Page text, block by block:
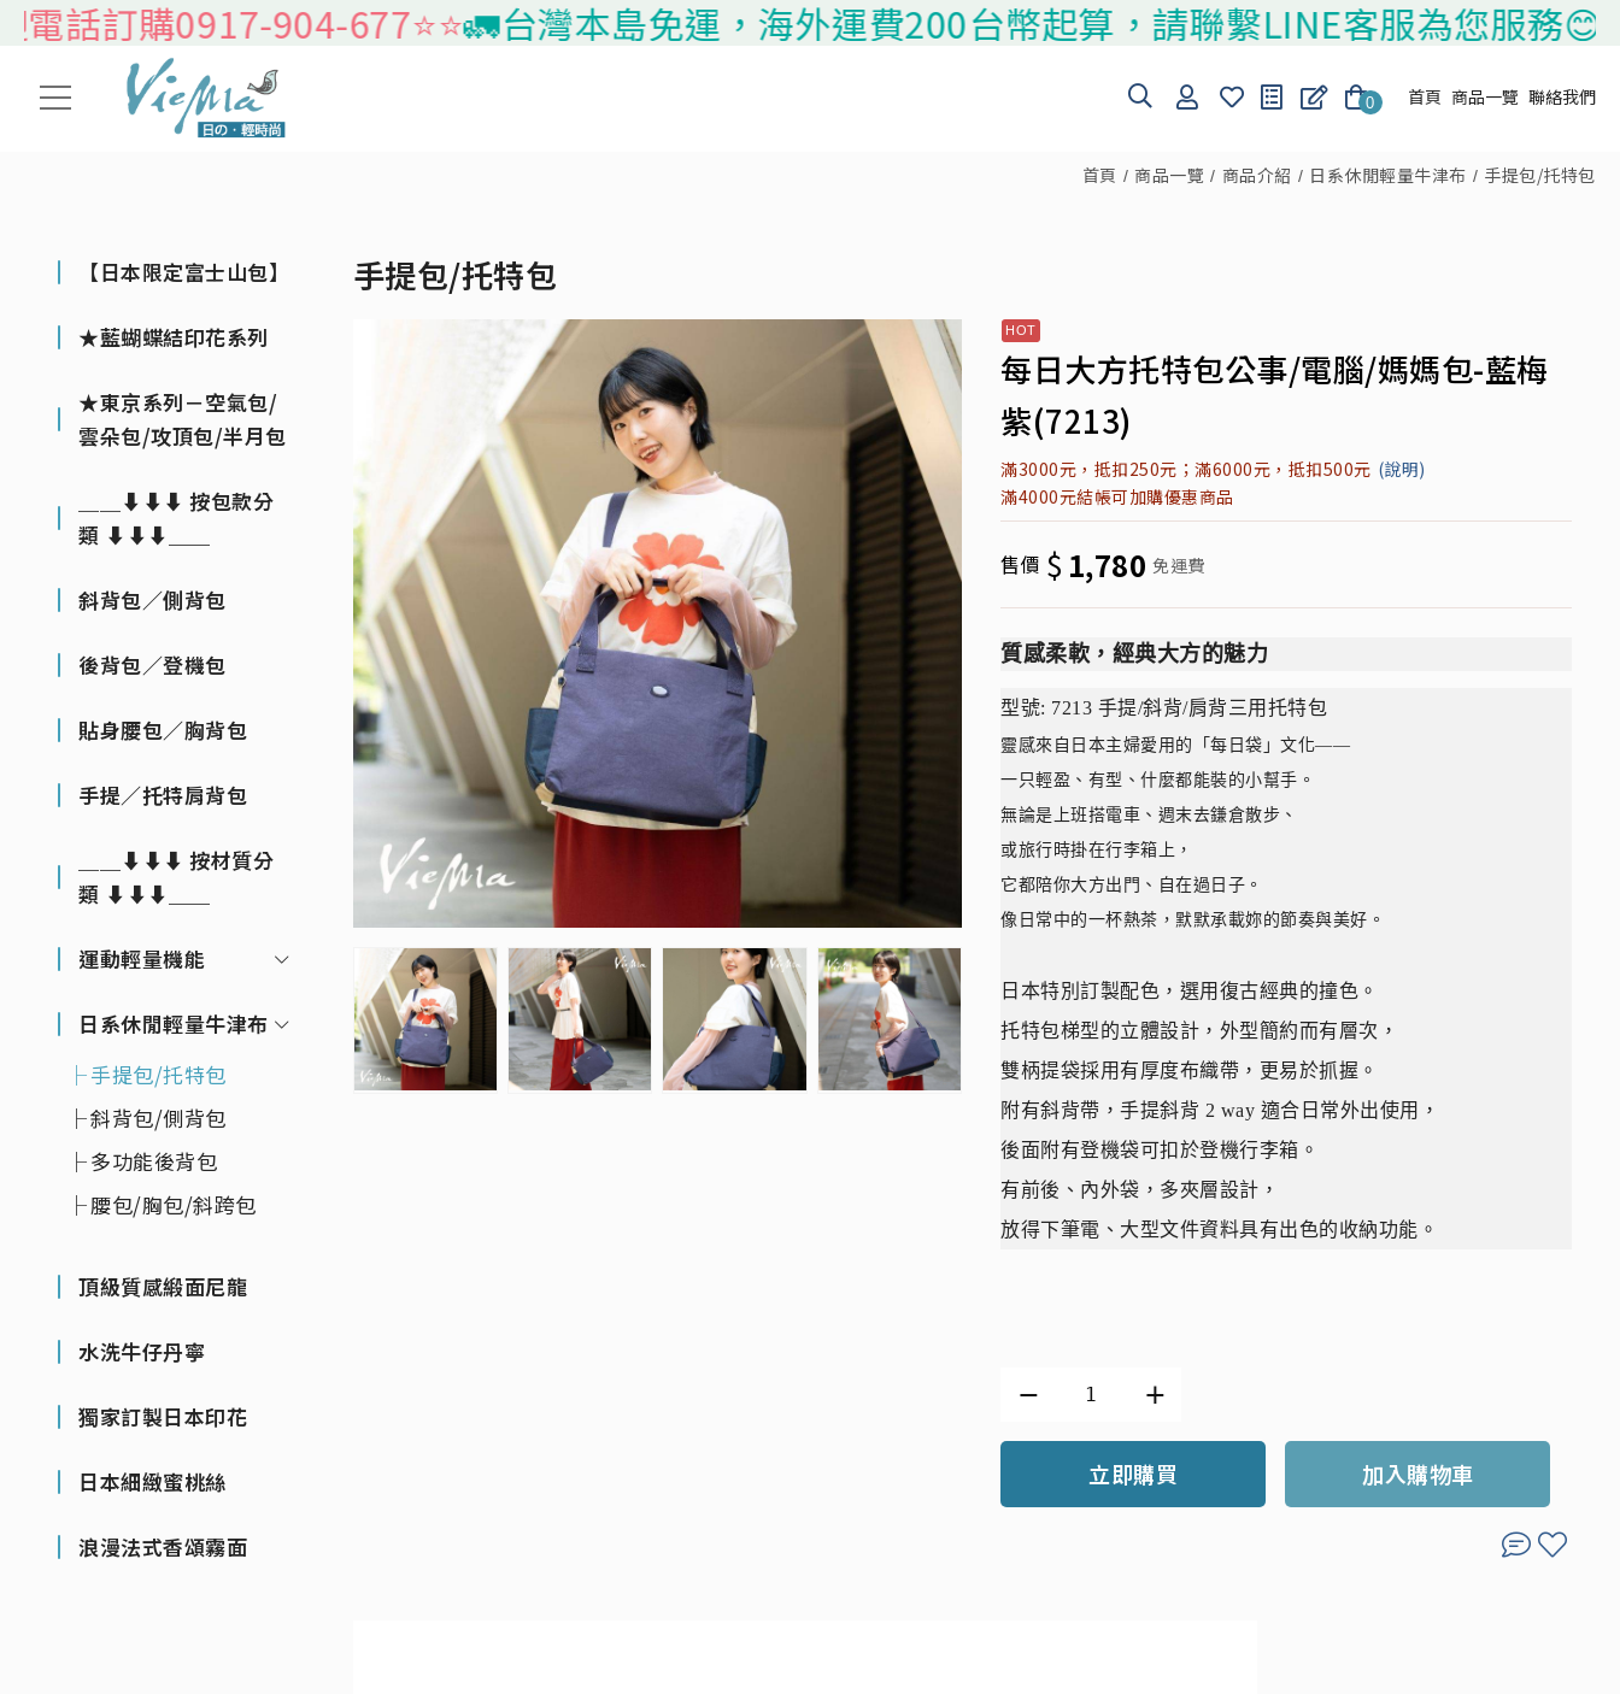
訂購0917-904-677⭐️⭐️🚛台灣本島免運，海外運費200台幣起算，請聯繫LINE客服為您服務😊
0 首頁 商品一覽 聯絡我們
首頁 商品一覽 商品介紹 日系休閒輕量牛津布 手提包/托特包
【日本限定富士山包】
★藍蝴蝶結印花系列
★東京系列－空氣包/
雲朵包/攻頂包/半月包
＿＿⬇⬇⬇ 按包款分
類 ⬇⬇⬇＿＿
斜背包／側背包
後背包／登機包
貼身腰包／胸背包
手提／托特肩背包
＿＿⬇⬇⬇ 按材質分
類 ⬇⬇⬇＿＿
運動輕量機能
日系休閒輕量牛津布
手提包/托特包
斜背包/側背包
多功能後背包
腰包/胸包/斜跨包
頂級質感緞面尼龍
水洗牛仔丹寧
獨家訂製日本印花
日本細緻蜜桃絲
浪漫法式香頌霧面
手提包/托特包
每日大方托特包公事/電腦/媽媽包-藍梅
紫(7213)
滿3000元，抵扣250元；滿6000元，抵扣500元 (說明)
滿4000元結帳可加購優惠商品
售價 $ 1,780 免運費
質感柔軟，經典大方的魅力
型號: 7213 手提/斜背/肩背三用托特包
靈感來自日本主婦愛用的「每日袋」文化——
一只輕盈、有型、什麼都能裝的小幫手。
無論是上班搭電車、週末去鎌倉散步、
或旅行時掛在行李箱上，
它都陪你大方出門、自在過日子。
像日常中的一杯熱茶，默默承載妳的節奏與美好。
日本特別訂製配色，選用復古經典的撞色。
托特包梯型的立體設計，外型簡約而有層次，
雙柄提袋採用有厚度布織帶，更易於抓握。
附有斜背帶，手提斜背 2 way 適合日常外出使用，
後面附有登機袋可扣於登機行李箱。
有前後、內外袋，多夾層設計，
放得下筆電、大型文件資料具有出色的收納功能。
立即購買 加入購物車